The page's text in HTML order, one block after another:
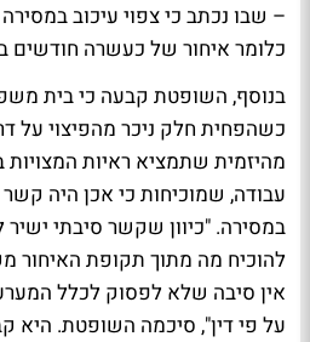
כלומר איחור של כעשרה חודשים
בנוסף, השופטת קבעה כי בית
כשהפחית חלק ניכר מהפיצוי על
מהיזמית שתמציא ראיות המצויות
עבודה, שמוכיחות כי אכן היה קשר
במסירה. "כיוון שקשר סיבתי ישיר
להוכיח מה מתוך תקופת האיחור
אין סיבה שלא לפסוק לכלל
על פי דין", סיכמה השופטת. היא